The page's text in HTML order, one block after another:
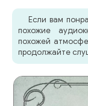
Если вам
похожие
похожей
продолжайте